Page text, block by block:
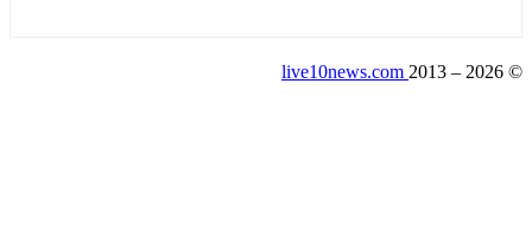
live10news.com 2013 –